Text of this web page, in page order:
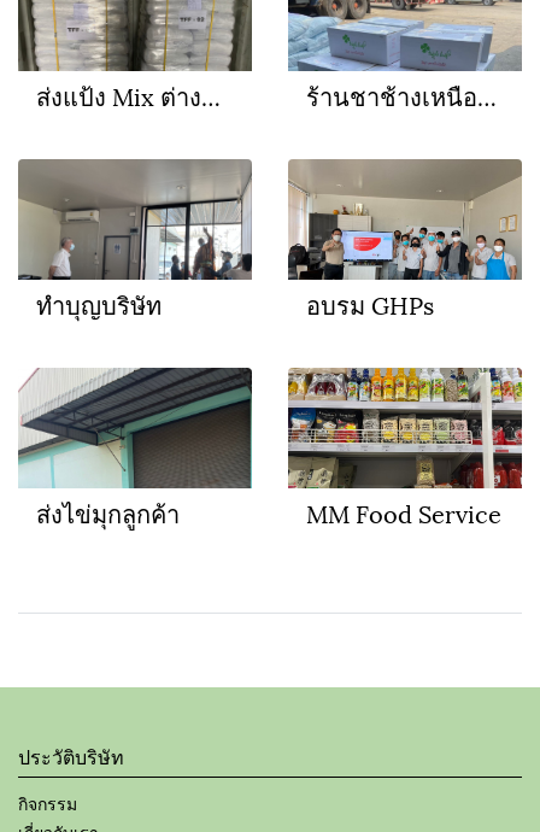
ส่งแป้ง Mix ต่างประเทศ ร้านชาช้างเหนือคลองกระบี่
ทำบุญบริษัท อบรม GHPs
ส่งไข่มุกลูกค้า MM Food Service
ประวัติบริษัท
กิจกรรม